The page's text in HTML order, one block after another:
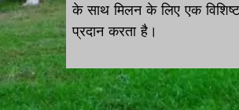
के साथ मिलन के लिए एक विशिष्ट
प्रदान करता है।